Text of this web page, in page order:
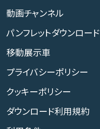
動画チャンネル
パンフレットダウンロード
移動展示車
プライバシーポリシー
クッキーポリシー
ダウンロード利用規約